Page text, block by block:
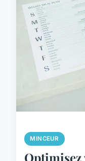
MINCEUR
Optimisez